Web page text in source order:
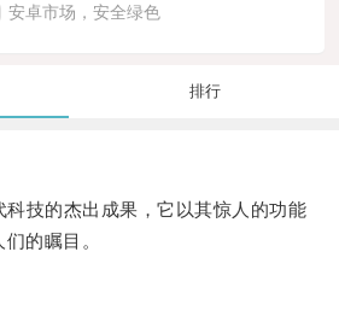
安卓市场，安全绿色
排行
技的杰出成果，它以其惊人的功能
的瞩目。